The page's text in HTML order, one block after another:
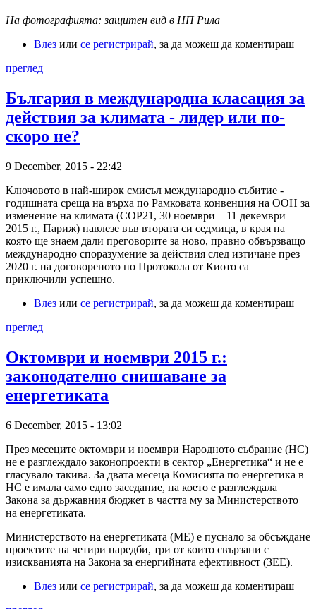
На фотографията: защитен вид в НП Рила
Влез или се регистрирай, за да можеш да коментираш
преглед
България в международна класация за
действия за климата - лидер или по-
скоро не?
9 December, 2015 - 22:42
Ключовото в най-широк смисъл международно събитие -
годишната среща на върха по Рамковата конвенция на ООН за
изменение на климата (СОР21, 30 ноември – 11 декември
2015 г., Париж) навлезе във втората си седмица, в края на
която ще знаем дали преговорите за ново, правно обвързващо
международно споразумение за действия след изтичане през
2020 г. на договореното по Протокола от Киото са
приключили успешно.
Влез или се регистрирай, за да можеш да коментираш
преглед
Октомври и ноември 2015 г.:
законодателно снишаване за
енергетиката
6 December, 2015 - 13:02
През месеците октомври и ноември Народното събрание (НС)
не е разглеждало законопроекти в сектор „Енергетика“ и не е
гласувало такива. За двата месеца Комисията по енергетика в
НС е имала само едно заседание, на което е разглеждала
Закона за държавния бюджет в частта му за Министерството
на енергетиката.
Министерството на енергетиката (МЕ) е пуснало за обсъждане
проектите на четири наредби, три от които свързани с
изискванията на Закона за енергийната ефективност (ЗЕЕ).
Влез или се регистрирай, за да можеш да коментираш